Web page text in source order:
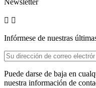
Newsletter
 
Infórmese de nuestras
Puede darse de baja en
nuestra información de